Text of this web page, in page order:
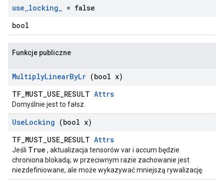
use_locking_ = false
bool
Funkcje publiczne
MultiplyLinearByLr (bool x)
TF_MUST_USE_RESULT Attrs
Domyślnie jest to fałsz.
UseLocking (bool x)
TF_MUST_USE_RESULT Attrs
Jeśli True , aktualizacja tensorów var i accum będzie
chroniona blokadą; w przeciwnym razie zachowanie jest
niezdefiniowane, ale może wykazywać mniejszą rywalizację.